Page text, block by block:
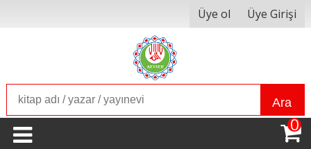
Üye ol Üye Girişi
Ara
0